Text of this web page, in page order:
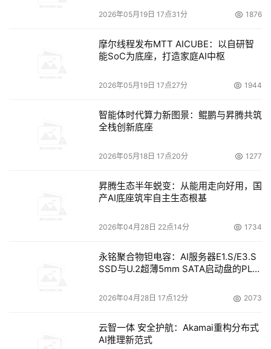
互联网的安全是一个不能忽视的问题。人们在享受互联网带
全方面的新挑战和新危险。
为了保障安全，当用户与互联网连接时，可以在中间加入一
个或多个中介系统，防止非法入侵者通过网络进行攻击，并
提供数据可靠性、完整性方面安全和审查控制，这些中间系
防火墙的数据流，尽可能地对外屏蔽网络内部的结构、信息
和运行情况，以此来实现内部网络的安全保护。
用户的需求是防火墙技术发展的原动力，决定着防火墙应用
套的服务，从而使防火墙可持续发展。
防火墙能增强机构内部网络的安全性。防火墙系统决定了哪
服务以及哪些外部服务可以被内部人员访问。防火墙必须只
允许授权的数据通过，而且防火墙本身也必须能够免于渗
2026年05月19日 17点31分 1876
摩尔线程发布MTT AICUBE：以自研智
能SoC为底座，打造家庭AI中枢
2026年05月19日 17点27分 1944
智能体时代算力新图景：鲲鹏与昇腾共筑
全栈创新底座
2026年05月18日 17点20分 1277
昇腾生态半年蜕变：从能用走向好用，国
产AI底座筑牢自主生态根基
2026年04月28日 22点14分 1734
永铭聚合物钽电容：AI服务器E1.S/E3.S
SSD与U.2超薄5mm SATA启动盘的PLP
2026年04月28日 17点12分 2073
云智一体 安全护航：Akamai重构分布式
AI推理新范式